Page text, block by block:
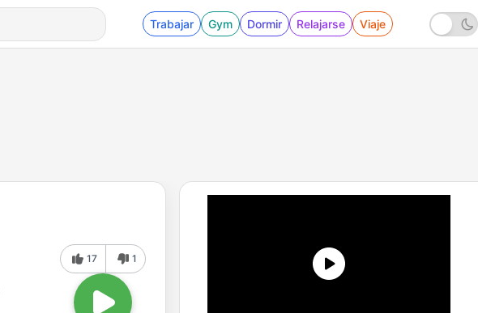
Trabajar Gym Dormir Relajarse Viaje
17 1